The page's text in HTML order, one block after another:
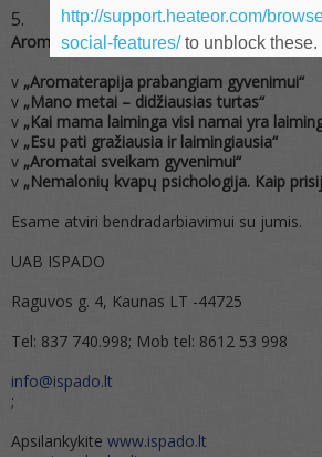
Aromaterapijos psichologiniai seminarai:
v „Aromaterapija prabangiam gyvenimui“
v „Mano metai – didžiausias turtas“
v „Kai mama laiminga visi namai yra
v „Esu pati gražiausia ir laimingiausia“
v „Aromatai sveikam gyvenimui“
v „Nemalonių kvapų psichologija. Kaip
Esame atviri bendradarbiavimui su jumis.
UAB ISPADO
Raguvos g. 4, Kaunas LT -44725
Tel: 837 740.998; Mob tel: 8612 53 998
info@ispado.lt
;
Apsilankykite www.ispado.lt
http://support.heateor.com/
social-features/to unblock these.